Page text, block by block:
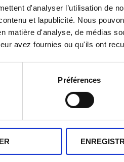
d'analyser l’utilisation de
et lapublicité. Nous
matière d'analyse, de médias
avez fournies ou qu'ils ont
Préférences
Ne ratez rien
et sur la
en Belgique